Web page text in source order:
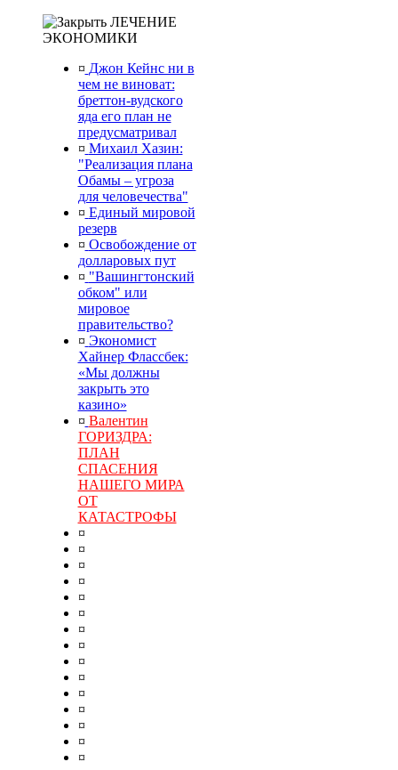
ЛЕЧЕНИЕ
ЭКОНОМИКИ
¤ Джон Кейнс ни в
чем не виноват:
бреттон-вудского
яда его план не
предусматривал
¤ Михаил Хазин:
"Реализация плана
Обамы – угроза
для человечества"
¤ Единый мировой
резерв
¤ Освобождение от
долларовых пут
¤ "Вашингтонский
обком" или
мировое
правительство?
¤ Экономист
Хайнер Флассбек:
«Мы должны
закрыть это
казино»
¤ Валентин
ГОРИЗДРА:
ПЛАН
СПАСЕНИЯ
НАШЕГО МИРА
ОТ
КАТАСТРОФЫ
¤
¤
¤
¤
¤
¤
¤
¤
¤
¤
¤
¤
¤
¤
¤